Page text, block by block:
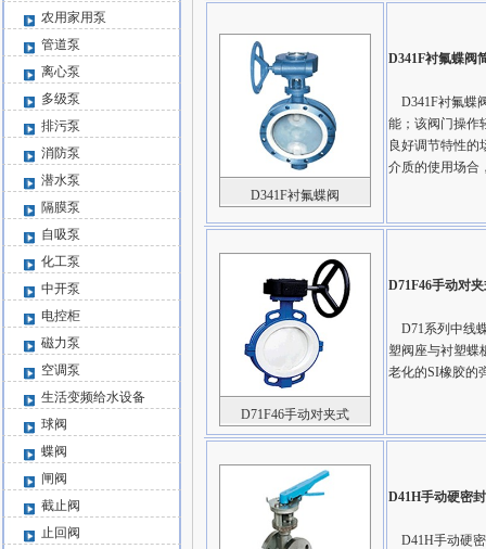
农用家用泵
管道泵
离心泵
多级泵
排污泵
消防泵
潜水泵
隔膜泵
自吸泵
化工泵
中开泵
电控柜
磁力泵
空调泵
生活变频给水设备
球阀
蝶阀
闸阀
截止阀
止回阀
D341F衬氟蝶阀
D341F衬氟蝶阀
D341F衬氟蝶
能；该阀门操作
良好调节特性的
介质的使用场合
D71F46手动对夹式
D71F46手动对
D71系列中线
塑阀座与衬塑蝶
老化的SI橡胶的
D41H手动硬密
D41H手动硬